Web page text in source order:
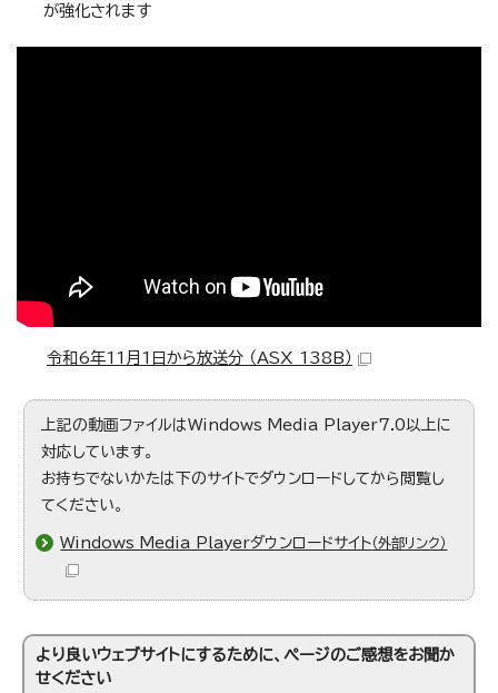
が強化されます
令和6年11月1日から放送分 （ASX 138B）
上記の動画ファイルはWindows Media Player7.0以上に
対応しています。
お持ちでないかたは下のサイトでダウンロードしてから閲覧し
てください。
Windows Media Playerダウンロードサイト（外部リンク）
より良いウェブサイトにするために、ページのご感想をお聞か
せください